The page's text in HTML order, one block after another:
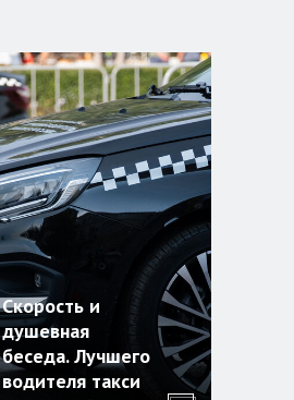
Скорость и
душевная
беседа. Лучшего
водителя такси